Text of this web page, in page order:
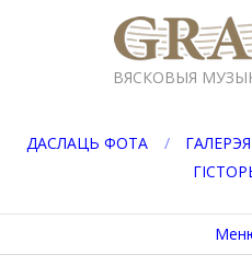
GRAJ.BY
ВЯСКОВЫЯ
ДАСЛАЦЬ ФОТА ГАЛЕРЭЯ
меню